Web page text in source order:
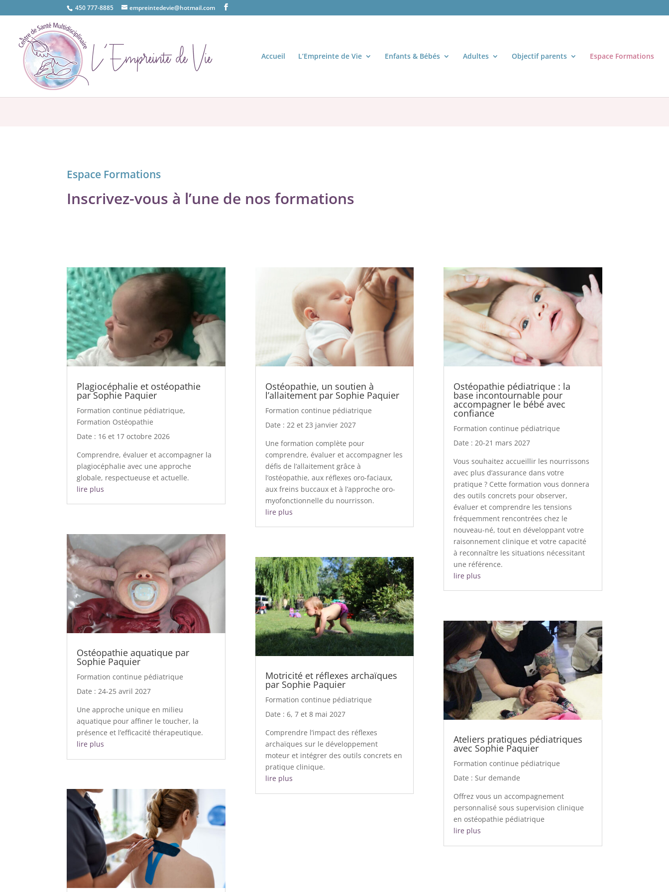
450 777-8885 empreintedevie@hotmail.com
Accueil L’Empreinte de Vie Enfants & Bébés Adultes Objectif parents Espace Formations
Espace Formations
Inscrivez-vous à l’une de nos formations
Plagiocéphalie et ostéopathie
par Sophie Paquier
Formation continue pédiatrique,
Formation Ostéopathie
Date : 16 et 17 octobre 2026
Comprendre, évaluer et accompagner la
plagiocéphalie avec une approche
globale, respectueuse et actuelle.
lire plus
Ostéopathie aquatique par
Sophie Paquier
Formation continue pédiatrique
Date : 24-25 avril 2027
Une approche unique en milieu
aquatique pour affiner le toucher, la
présence et l’efficacité thérapeutique.
lire plus
Ostéopathie, un soutien à
l’allaitement par Sophie Paquier
Formation continue pédiatrique
Date : 22 et 23 janvier 2027
Une formation complète pour
comprendre, évaluer et accompagner les
défis de l’allaitement grâce à
l’ostéopathie, aux réflexes oro-faciaux,
aux freins buccaux et à l’approche oro-
myofonctionnelle du nourrisson.
lire plus
Motricité et réflexes archaïques
par Sophie Paquier
Formation continue pédiatrique
Date : 6, 7 et 8 mai 2027
Comprendre l’impact des réflexes
archaïques sur le développement
moteur et intégrer des outils concrets en
pratique clinique.
lire plus
Ostéopathie pédiatrique : la
base incontournable pour
accompagner le bébé avec
confiance
Formation continue pédiatrique
Date : 20-21 mars 2027
Vous souhaitez accueillir les nourrissons
avec plus d’assurance dans votre
pratique ? Cette formation vous donnera
des outils concrets pour observer,
évaluer et comprendre les tensions
fréquemment rencontrées chez le
nouveau-né, tout en développant votre
raisonnement clinique et votre capacité
à reconnaître les situations nécessitant
une référence.
lire plus
Ateliers pratiques pédiatriques
avec Sophie Paquier
Formation continue pédiatrique
Date : Sur demande
Offrez vous un accompagnement
personnalisé sous supervision clinique
en ostéopathie pédiatrique
lire plus